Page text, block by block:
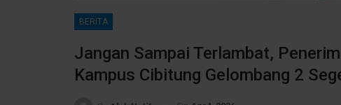
BERITA
Jangan Sampai Terlambat,
Kampus Cibitung Gelombang 2